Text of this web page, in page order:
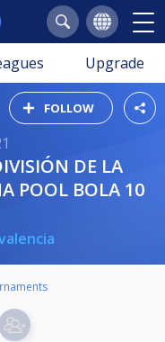
Upgrade
FOLLOW
POOL BOLA 10